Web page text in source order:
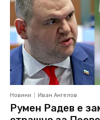
Новини Иван Ангелов
Румен Радев е